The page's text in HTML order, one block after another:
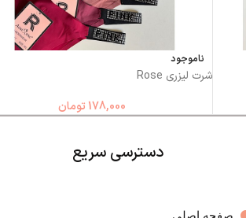
ناموجود
شرت لیزری Rose
178,000 تومان
دسترسی سریع